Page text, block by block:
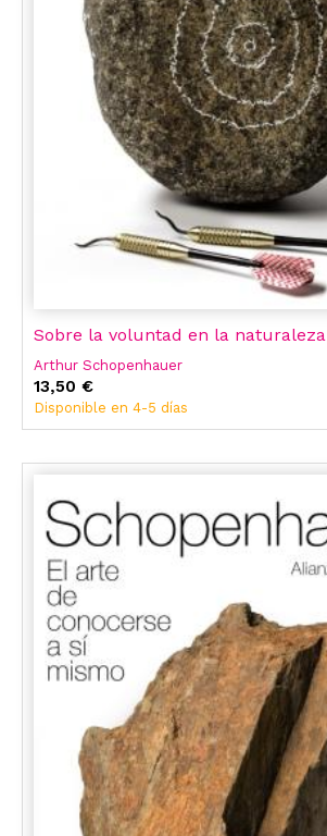
Sobre la voluntad en la naturaleza
Arthur Schopenhauer
13,50 €
Disponible en 4-5 días